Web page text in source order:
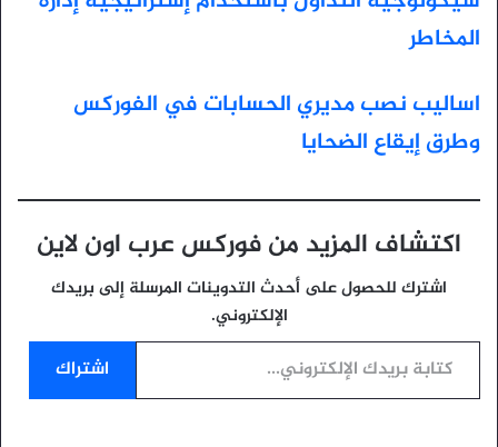
المخاطر
اساليب نصب مديري الحسابات في الفوركس
وطرق إيقاع الضحايا
اكتشاف المزيد من فوركس عرب اون لاين
اشترك للحصول على أحدث التدوينات المرسلة إلى بريدك
الإلكتروني.
كتابة بريدك الإلكتروني...
اشتراك